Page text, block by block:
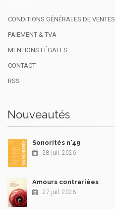
CONDITIONS GÉNÉRALES DE VENTES
PAIEMENT & TVA
MENTIONS LÉGALES
CONTACT
RSS
Nouveautés
Sonorités n°49
28 juil. 2026
Amours contrariées
27 juil. 2026